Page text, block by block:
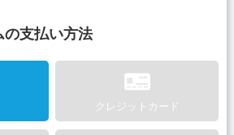
の支払い方法
クレジットカード